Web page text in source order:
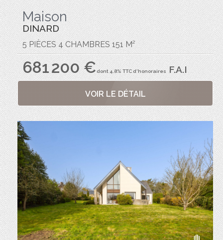
Maison
DINARD
5 PIÈCES 4 CHAMBRES 151 M²
681 200 €dont 4.8% TTC d'honorairesF.A.I
VOIR LE DÉTAIL